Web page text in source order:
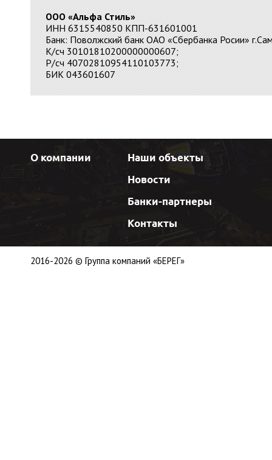
ООО «Альфа Стиль»
ИНН 6315540850 КПП-631601001
Банк: Поволжский банк ОАО «Сбербанка Росии»
К/сч 30101810200000000607;
Р/сч 40702810954110103773;
БИК 043601607
О компании
Наши объекты
Новости
Банки-партнеры
Контакты
2016-2026 © Группа компаний «БЕРЕГ»